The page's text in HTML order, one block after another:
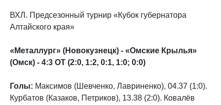
ВХЛ. Предсезонный турнир «Кубок губернатора
Алтайского края»
«Металлург» (Новокузнецк) - «Омские Крылья»
(Омск) - 4:3 ОТ (2:0, 1:2, 0:1, 1:0; 0:0)
Голы: Максимов (Шевченко, Лавриненко), 04.37 (1:0).
Курбатов (Казаков, Петриков), 13.38 (2:0). Ковалёв